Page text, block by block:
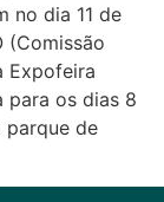
no dia 11 de
(Comissão
Expofeira
para os dias 8
parque de